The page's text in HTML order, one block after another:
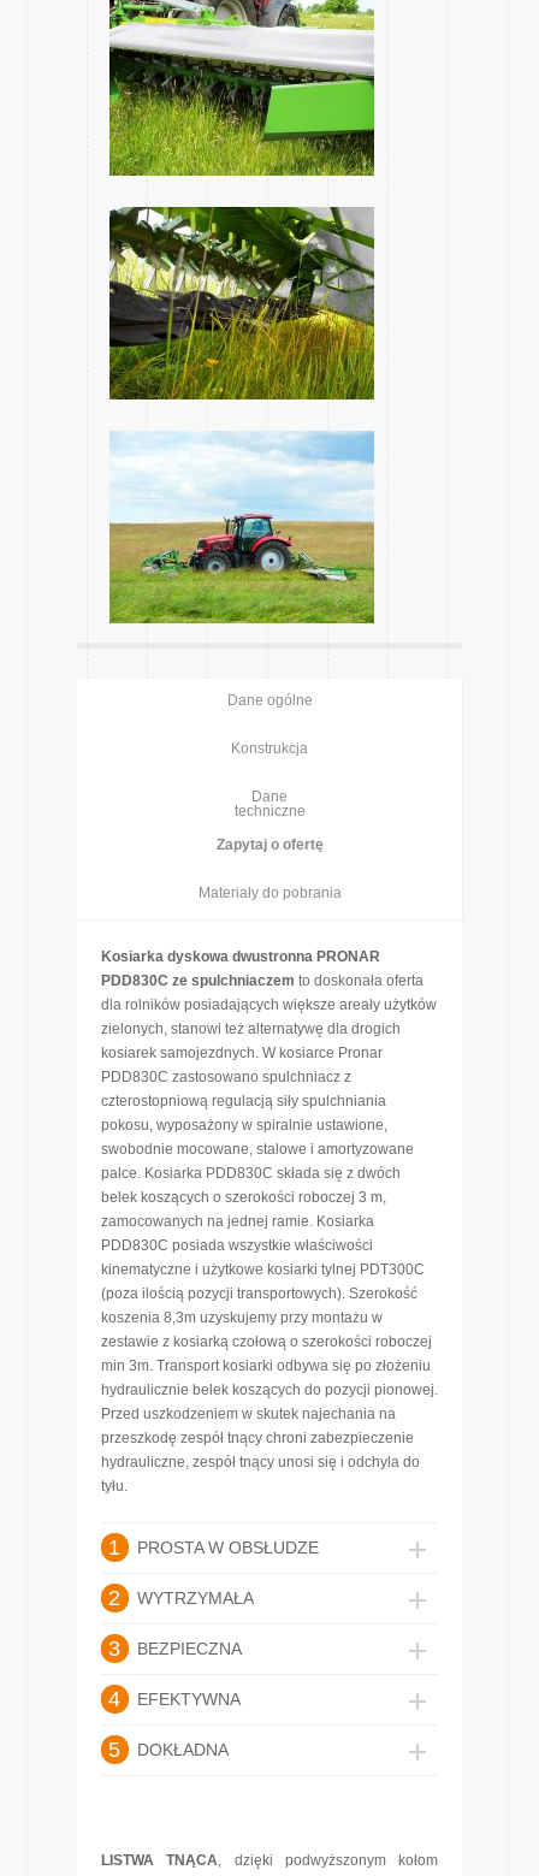
Dane ogólne
Konstrukcja
Dane
techniczne
Zapytaj o ofertę
Materiały do pobrania
Kosiarka dyskowa dwustronna PRONAR
PDD830C ze spulchniaczem to doskonała oferta
dla rolników posiadających większe areały użytków
zielonych, stanowi też alternatywę dla drogich
kosiarek samojezdnych. W kosiarce Pronar
PDD830C zastosowano spulchniacz z
czterostopniową regulacją siły spulchniania
pokosu, wyposażony w spiralnie ustawione,
swobodnie mocowane, stalowe i amortyzowane
palce. Kosiarka PDD830C składa się z dwóch
belek koszących o szerokości roboczej 3 m,
zamocowanych na jednej ramie. Kosiarka
PDD830C posiada wszystkie właściwości
kinematyczne i użytkowe kosiarki tylnej PDT300C
(poza ilością pozycji transportowych). Szerokość
koszenia 8,3m uzyskujemy przy montażu w
zestawie z kosiarką czołową o szerokości roboczej
min 3m. Transport kosiarki odbywa się po złożeniu
hydraulicznie belek koszących do pozycji pionowej.
Przed uszkodzeniem w skutek najechania na
przeszkodę zespół tnący chroni zabezpieczenie
hydrauliczne, zespół tnący unosi się i odchyla do
tyłu.
1 PROSTA W OBSŁUDZE
2 WYTRZYMAŁA
3 BEZPIECZNA
4 EFEKTYWNA
5 DOKŁADNA
LISTWA TNĄCA, dzięki podwyższonym kołom